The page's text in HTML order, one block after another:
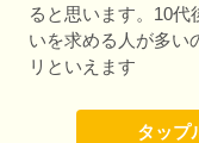
ると思います。10代
いを求める人が多い
リといえます
タップ